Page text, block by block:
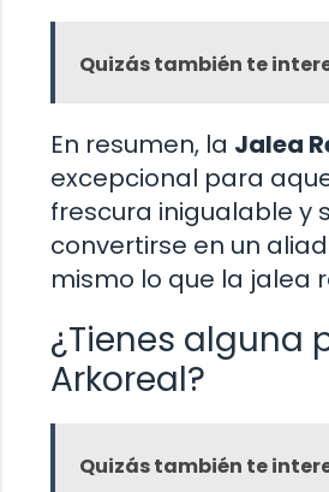
Quizás también te
En resumen, la Jalea
excepcional para
frescura inigualable y
convertirse en un
mismo lo que la jalea
¿Tienes alguna
Arkoreal?
Quizás también te